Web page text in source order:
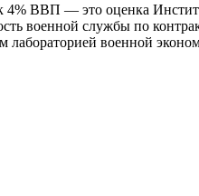
4% ВВП — это оценка
военной службы по
лабораторией военной